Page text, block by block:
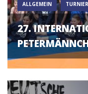
ALLGEMEIN
27.